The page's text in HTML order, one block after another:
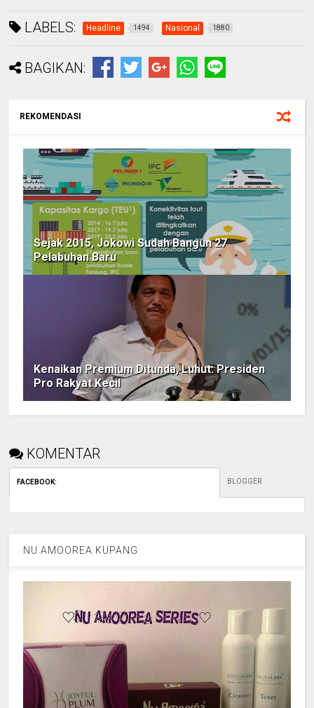
LABELS: Headline 1494 Nasional 1880
BAGIKAN:
REKOMENDASI
Sejak 2015, Jokowi Sudah Bangun 27
Pelabuhan Baru
Kenaikan Premium Ditunda, Luhut: Presiden
Pro Rakyat Kecil
KOMENTAR
FACEBOOK: BLOGGER
NU AMOOREA KUPANG